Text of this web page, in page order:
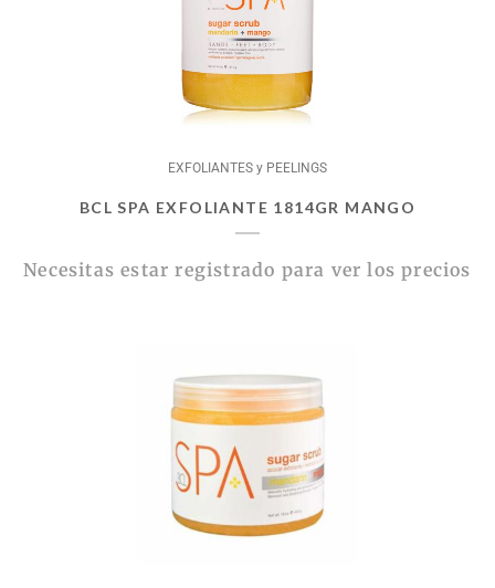
EXFOLIANTES y PEELINGS
BCL SPA EXFOLIANTE 1814GR MANGO
Necesitas estar registrado para ver los precios